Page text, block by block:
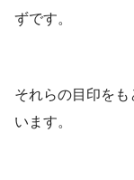
ずです。
それらの目印を
います。